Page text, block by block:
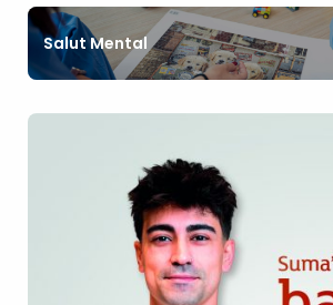
Salut Mental